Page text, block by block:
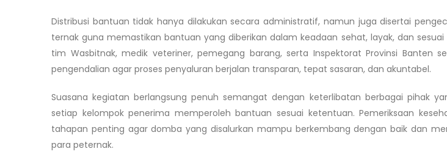
Distribusi bantuan tidak hanya dilakukan secara administratif, namun juga disertai
ternak guna memastikan bantuan yang diberikan dalam keadaan sehat, layak, dan
tim Wasbitnak, medik veteriner, pemegang barang, serta Inspektorat Provinsi Banten
pengendalian agar proses penyaluran berjalan transparan, tepat sasaran, dan akuntabel.
Suasana kegiatan berlangsung penuh semangat dengan keterlibatan berbagai pihak
setiap kelompok penerima memperoleh bantuan sesuai ketentuan. Pemeriksaan
tahapan penting agar domba yang disalurkan mampu berkembang dengan baik dan
para peternak.